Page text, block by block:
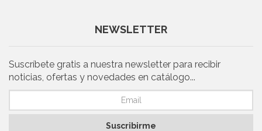
NEWSLETTER
Suscríbete gratis a nuestra newsletter para recibir
noticias, ofertas y novedades en catálogo...
Suscribirme